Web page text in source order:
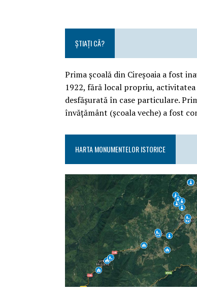
ȘTIAȚI CĂ?
Prima școală din Cireșoaia a fost
1922, fără local propriu,
desfășurată în case particulare.
învățământ (școala veche) a fost
HARTA MONUMENTELOR ISTORICE